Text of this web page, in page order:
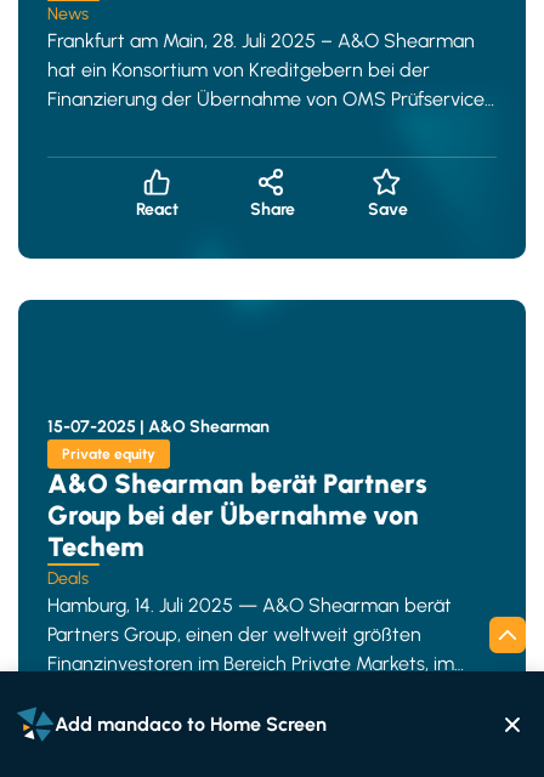
News
Frankfurt am Main, 28. Juli 2025 – A&O Shearman
hat ein Konsortium von Kreditgebern bei der
Finanzierung der Übernahme von OMS Prüfservice
React Share Save
15-07-2025 | A&O Shearman
Private equity
A&O Shearman berät Partners
Group bei der Übernahme von
Techem
Deals
Hamburg, 14. Juli 2025 — A&O Shearman berät
Partners Group, einen der weltweit größten
Finanzinvestoren im Bereich Private Markets, im
Add mandaco to Home Screen